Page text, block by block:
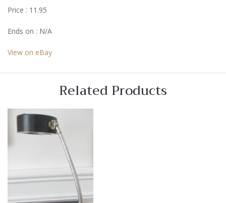
Price : 11.95
Ends on : N/A
View on eBay
Related Products